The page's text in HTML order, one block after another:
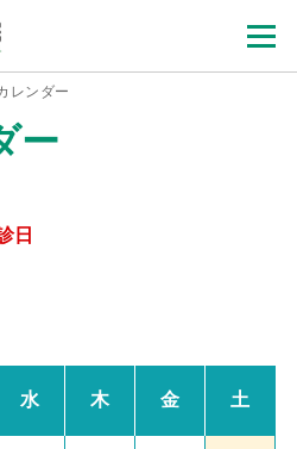
レンダー
ー
日
水 木 金 土